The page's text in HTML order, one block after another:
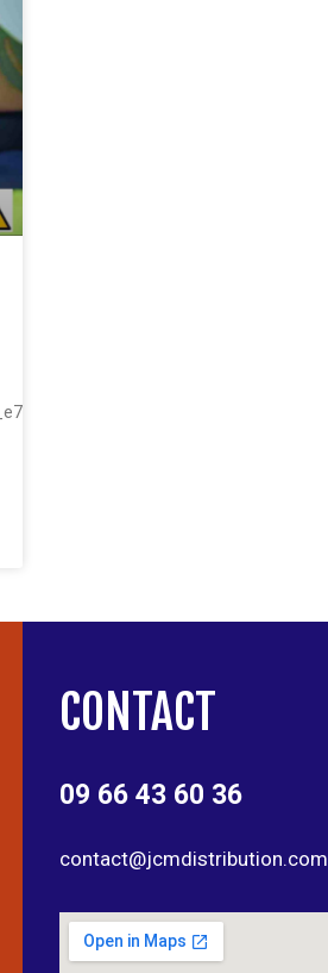
youtu.be/Catjm-
CONTACT
09 66 43 60 36
contact@jcmdistribution.com